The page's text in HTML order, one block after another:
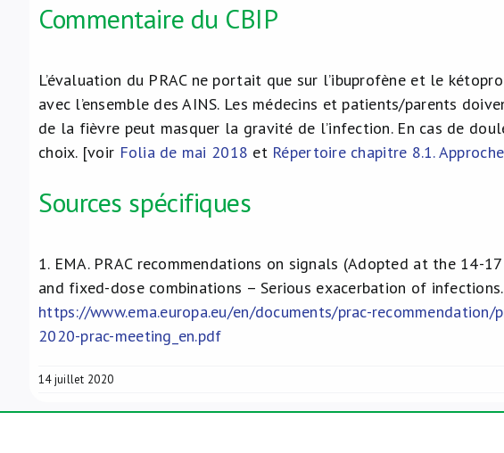
Commentaire du CBIP
L’évaluation du PRAC ne portait que sur l’ibuprofène et le
avec l’ensemble des AINS. Les médecins et patients/parents
de la fièvre peut masquer la gravité de l’infection. En cas de
choix. [voir Folia de mai 2018 et Répertoire chapitre 8.1.
Sources spécifiques
1. EMA. PRAC recommendations on signals (Adopted at the 14-
and fixed-dose combinations – Serious exacerbation of
https://www.ema.europa.eu/en/documents/prac-
2020-prac-meeting_en.pdf
14 juillet 2020